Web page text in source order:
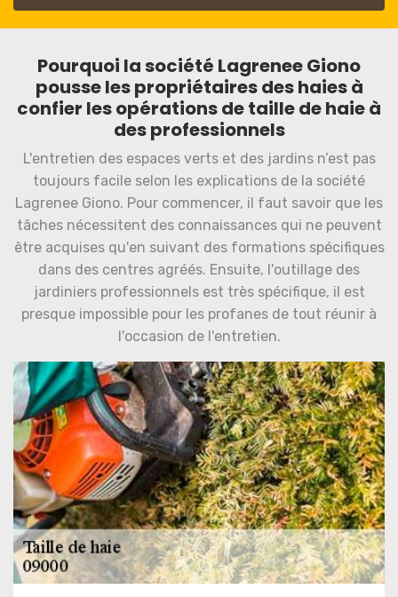
Pourquoi la société Lagrenee Giono
pousse les propriétaires des haies à
confier les opérations de taille de haie à
des professionnels
L'entretien des espaces verts et des jardins n’est pas
toujours facile selon les explications de la société
Lagrenee Giono. Pour commencer, il faut savoir que les
tâches nécessitent des connaissances qui ne peuvent
être acquises qu'en suivant des formations spécifiques
dans des centres agréés. Ensuite, l'outillage des
jardiniers professionnels est très spécifique, il est
presque impossible pour les profanes de tout réunir à
l'occasion de l'entretien.